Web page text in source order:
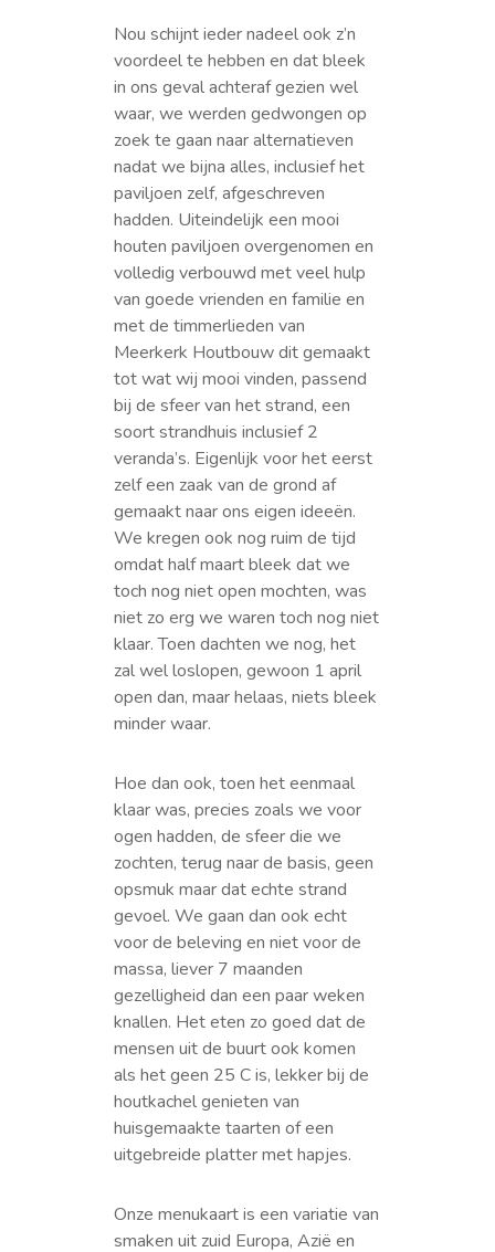
Nou schijnt ieder nadeel ook z’n
voordeel te hebben en dat bleek
in ons geval achteraf gezien wel
waar, we werden gedwongen op
zoek te gaan naar alternatieven
nadat we bijna alles, inclusief het
paviljoen zelf, afgeschreven
hadden. Uiteindelijk een mooi
houten paviljoen overgenomen en
volledig verbouwd met veel hulp
van goede vrienden en familie en
met de timmerlieden van
Meerkerk Houtbouw dit gemaakt
tot wat wij mooi vinden, passend
bij de sfeer van het strand, een
soort strandhuis inclusief 2
veranda’s. Eigenlijk voor het eerst
zelf een zaak van de grond af
gemaakt naar ons eigen ideeën.
We kregen ook nog ruim de tijd
omdat half maart bleek dat we
toch nog niet open mochten, was
niet zo erg we waren toch nog niet
klaar. Toen dachten we nog, het
zal wel loslopen, gewoon 1 april
open dan, maar helaas, niets bleek
minder waar.
Hoe dan ook, toen het eenmaal
klaar was, precies zoals we voor
ogen hadden, de sfeer die we
zochten, terug naar de basis, geen
opsmuk maar dat echte strand
gevoel. We gaan dan ook echt
voor de beleving en niet voor de
massa, liever 7 maanden
gezelligheid dan een paar weken
knallen. Het eten zo goed dat de
mensen uit de buurt ook komen
als het geen 25 C is, lekker bij de
houtkachel genieten van
huisgemaakte taarten of een
uitgebreide platter met hapjes.
Onze menukaart is een variatie van
smaken uit zuid Europa, Azië en